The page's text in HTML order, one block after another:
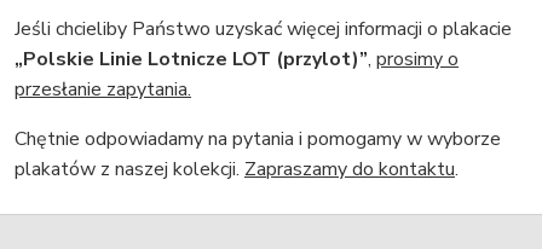
Jeśli chcieliby Państwo uzyskać więcej informacji o plakacie
„Polskie Linie Lotnicze LOT (przylot)”, prosimy o
przesłanie zapytania.
Chętnie odpowiadamy na pytania i pomogamy w wyborze
plakatów z naszej kolekcji. Zapraszamy do kontaktu.